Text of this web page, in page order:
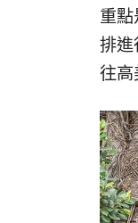
重點
排進
往高